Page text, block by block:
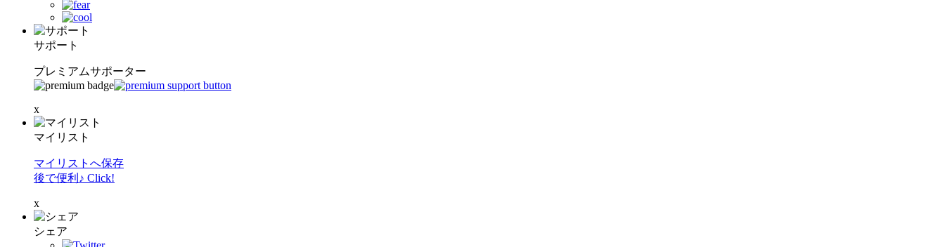
サポート
プレミアムサポーター
x
マイリスト
マイリストへ保存
後で便利♪ Click!
x
シェア